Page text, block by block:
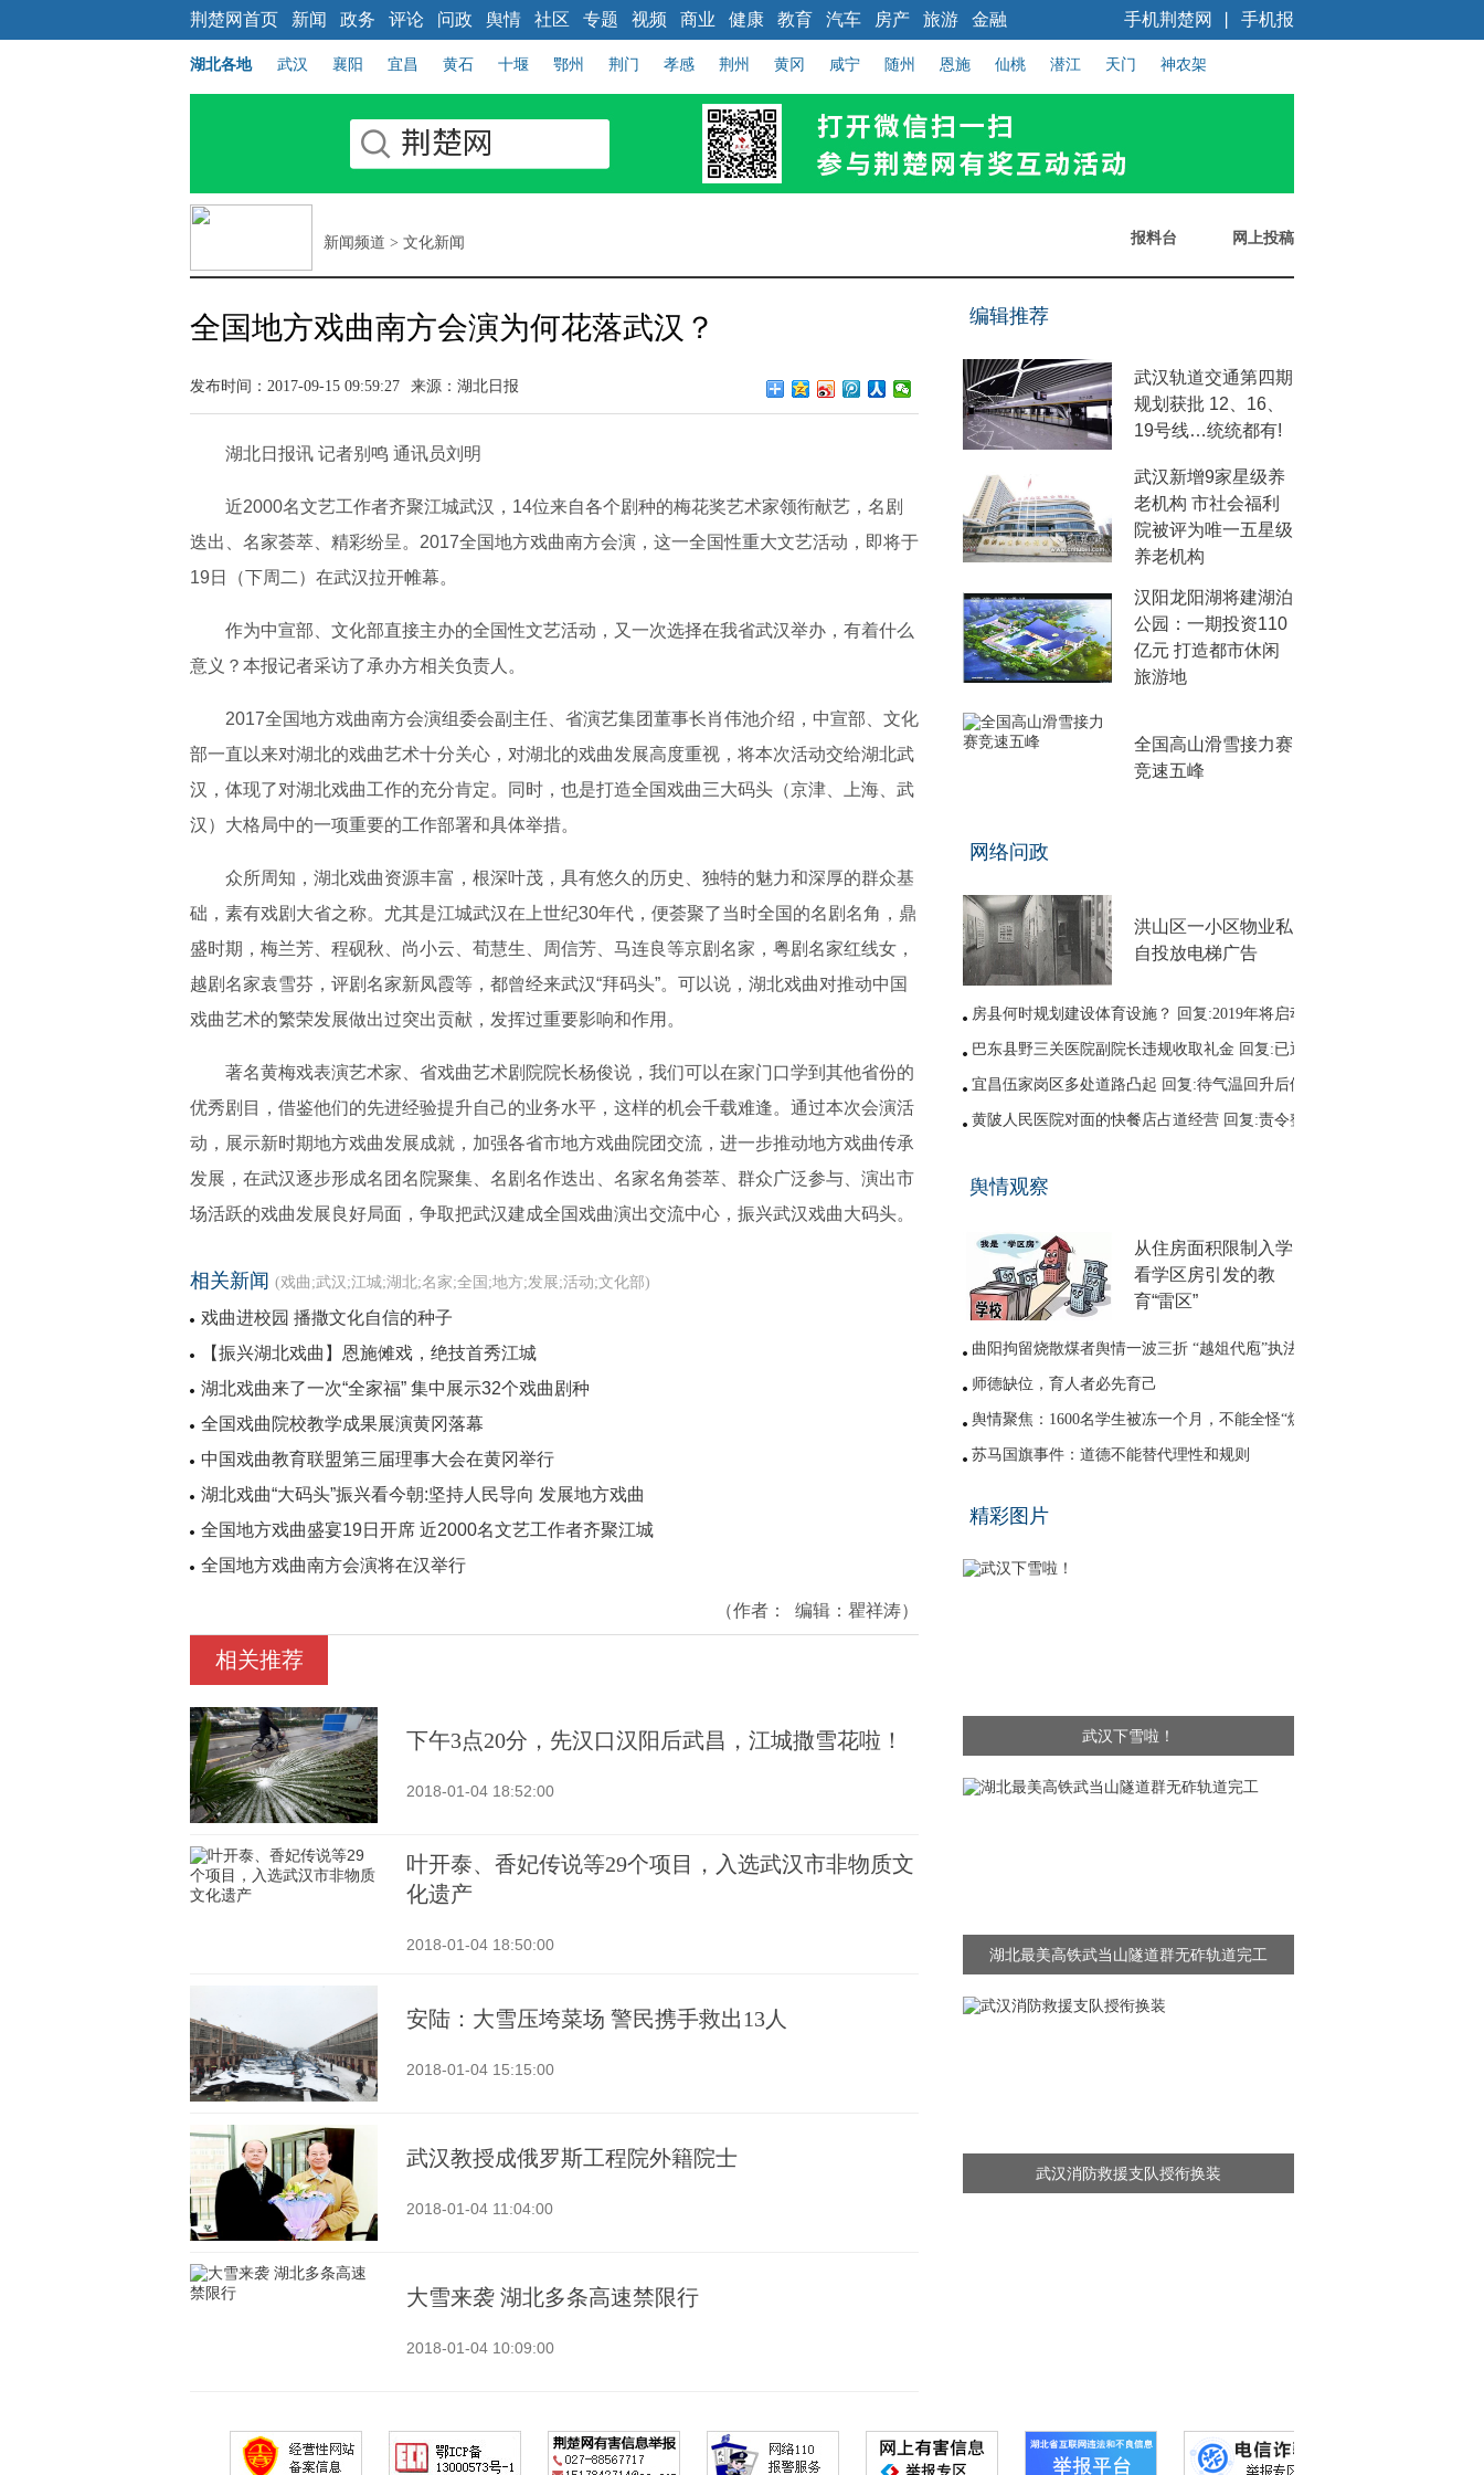
荆楚网首页 新闻 政务 评论 问政 舆情 社区 专题 视频 商业 健康 教育 汽车 房产 旅游 金融 手机报
手机荆楚网
湖北各地 武汉 襄阳 宜昌 黄石 十堰 鄂州 荆门 孝感 荆州 黄冈 咸宁 随州 恩施 仙桃 潜江 天门 神农架
新闻频道 > 文化新闻 报料台 网上投稿
全国地方戏曲南方会演为何花落武汉？
发布时间：2017-09-15 09:59:27 来源：湖北日报
湖北日报讯 记者别鸣 通讯员刘明
近2000名文艺工作者齐聚江城武汉，14位来自各个剧种的梅花奖艺术家领衔献艺，名剧
迭出、名家荟萃、精彩纷呈。2017全国地方戏曲南方会演，这一全国性重大文艺活动，即将于
19日（下周二）在武汉拉开帷幕。
作为中宣部、文化部直接主办的全国性文艺活动，又一次选择在我省武汉举办，有着什么
意义？本报记者采访了承办方相关负责人。
2017全国地方戏曲南方会演组委会副主任、省演艺集团董事长肖伟池介绍，中宣部、文化
部一直以来对湖北的戏曲艺术十分关心，对湖北的戏曲发展高度重视，将本次活动交给湖北武
汉，体现了对湖北戏曲工作的充分肯定。同时，也是打造全国戏曲三大码头（京津、上海、武
汉）大格局中的一项重要的工作部署和具体举措。
众所周知，湖北戏曲资源丰富，根深叶茂，具有悠久的历史、独特的魅力和深厚的群众基
础，素有戏剧大省之称。尤其是江城武汉在上世纪30年代，便荟聚了当时全国的名剧名角，鼎
盛时期，梅兰芳、程砚秋、尚小云、荀慧生、周信芳、马连良等京剧名家，粤剧名家红线女，
越剧名家袁雪芬，评剧名家新凤霞等，都曾经来武汉“拜码头”。可以说，湖北戏曲对推动中国
戏曲艺术的繁荣发展做出过突出贡献，发挥过重要影响和作用。
著名黄梅戏表演艺术家、省戏曲艺术剧院院长杨俊说，我们可以在家门口学到其他省份的
优秀剧目，借鉴他们的先进经验提升自己的业务水平，这样的机会千载难逢。通过本次会演活
动，展示新时期地方戏曲发展成就，加强各省市地方戏曲院团交流，进一步推动地方戏曲传承
发展，在武汉逐步形成名团名院聚集、名剧名作迭出、名家名角荟萃、群众广泛参与、演出市
场活跃的戏曲发展良好局面，争取把武汉建成全国戏曲演出交流中心，振兴武汉戏曲大码头。
相关新闻 (戏曲;武汉;江城;湖北;名家;全国;地方;发展;活动;文化部)
戏曲进校园 播撒文化自信的种子
【振兴湖北戏曲】恩施傩戏，绝技首秀江城
湖北戏曲来了一次“全家福” 集中展示32个戏曲剧种
全国戏曲院校教学成果展演黄冈落幕
中国戏曲教育联盟第三届理事大会在黄冈举行
湖北戏曲“大码头”振兴看今朝:坚持人民导向 发展地方戏曲
全国地方戏曲盛宴19日开席 近2000名文艺工作者齐聚江城
全国地方戏曲南方会演将在汉举行
（作者： 编辑： 瞿祥涛）
相关推荐
下午3点20分，先汉口汉阳后武昌，江城撒雪花啦！
2018-01-04 18:52:00
叶开泰、香妃传说等29个项目，入选武汉市非物质文
化遗产
2018-01-04 18:50:00
安陆：大雪压垮菜场 警民携手救出13人
2018-01-04 15:15:00
武汉教授成俄罗斯工程院外籍院士
2018-01-04 11:04:00
大雪来袭 湖北多条高速禁限行
2018-01-04 10:09:00
编辑推荐
武汉轨道交通第四期
规划获批 12、16、
19号线…统统都有!
武汉新增9家星级养
老机构 市社会福利
院被评为唯一五星级
养老机构
汉阳龙阳湖将建湖泊
公园：一期投资110
亿元 打造都市休闲
旅游地
全国高山滑雪接力赛
竞速五峰
网络问政
洪山区一小区物业私
自投放电梯广告
房县何时规划建设体育设施？ 回复:2019年将启动
巴东县野三关医院副院长违规收取礼金 回复:已退回
宜昌伍家岗区多处道路凸起 回复:待气温回升后修补
黄陂人民医院对面的快餐店占道经营 回复:责令整改
网友建议调整鱼梁洲循环线路 回复:没有客流支撑
舆情观察
从住房面积限制入学
看学区房引发的教
育“雷区”
曲阳拘留烧散煤者舆情一波三折 “越俎代庖”执法引质疑
师德缺位，育人者必先育己
舆情聚焦：1600名学生被冻一个月，不能全怪“煤改气”
苏马国旗事件：道德不能替代理性和规则
精彩图片
武汉下雪啦！
湖北最美高铁武当山隧道群无砟轨道完工
武汉消防救援支队授衔换装